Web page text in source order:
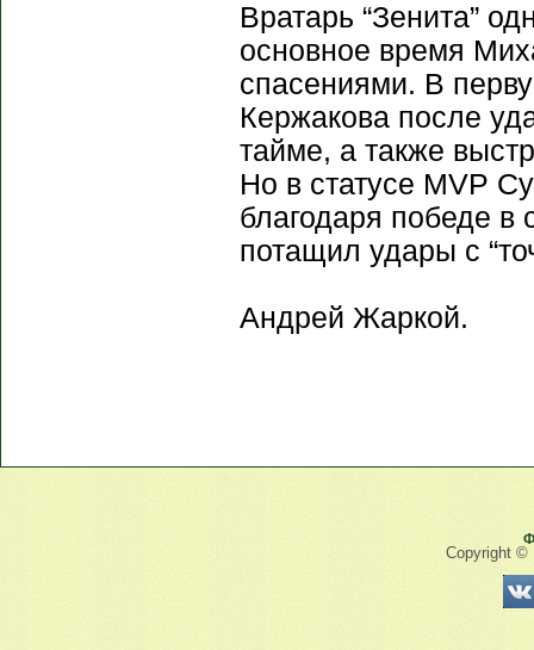
Вратарь “Зенита”
основное время
спасениями. В
Кержакова после
тайме, а также
Но в статусе MVP
благодаря победе в
потащил удары с
Андрей Жаркой.
Copyright ©